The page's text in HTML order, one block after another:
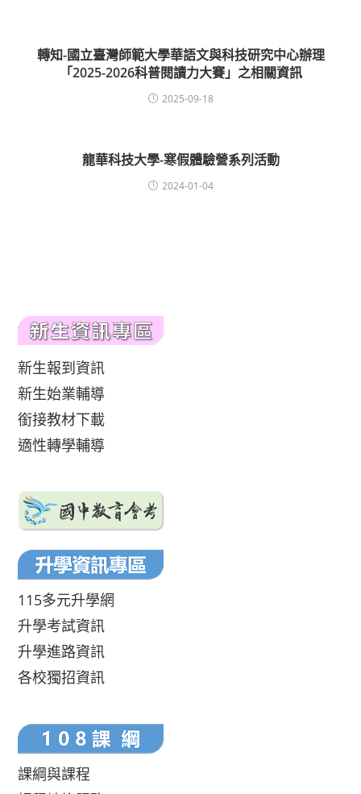
轉知-國立臺灣師範大學華語文與科技研究中心辦理
「2025-2026科普閱讀力大賽」之相關資訊
2025-09-18
龍華科技大學-寒假體驗營系列活動
2024-01-04
新生報到資訊
新生始業輔導
銜接教材下載
適性轉學輔導
115多元升學網
升學考試資訊
升學進路資訊
各校獨招資訊
課綱與課程